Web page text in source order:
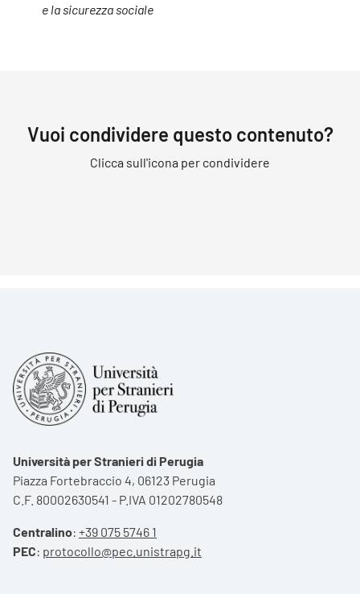
e la sicurezza sociale
Vuoi condividere questo contenuto?
Clicca sull'icona per condividere
Università per Stranieri di Perugia
Piazza Fortebraccio 4, 06123 Perugia
C.F. 80002630541 - P.IVA 01202780548
Centralino: +39 075 5746 1
PEC: protocollo@pec.unistrapg.it